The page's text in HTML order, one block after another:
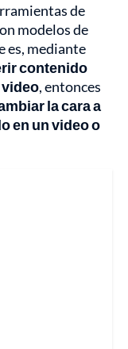
de
modelos de
es, mediante
contenido
, entonces
la cara a
en un video o